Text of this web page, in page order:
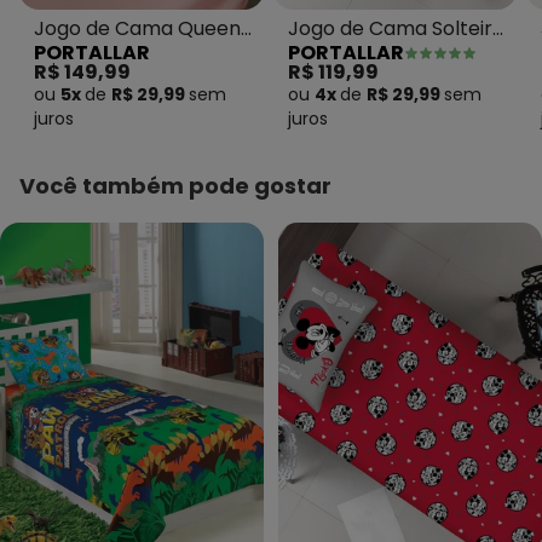
Jogo de Cama Queen
Classic Floral Rosa 3
Peças
PORTALLAR
R$ 149,99
ou 5x de R$ 29,99 sem
juros
Jogo de Cama Solteiro
Princesas 2 Peças
PORTALLAR
R$ 119,99
ou 4x de R$ 29,99 sem
juros
Você também pode gostar